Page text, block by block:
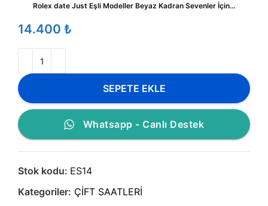
Rolex date Just Eşli Modeller Beyaz Kadran Sevenler İçin…
₺
SEPETE EKLE
Whatsapp - Canlı Destek
Stok kodu: ES14
Kategoriler: ÇİFT SAATLERİ